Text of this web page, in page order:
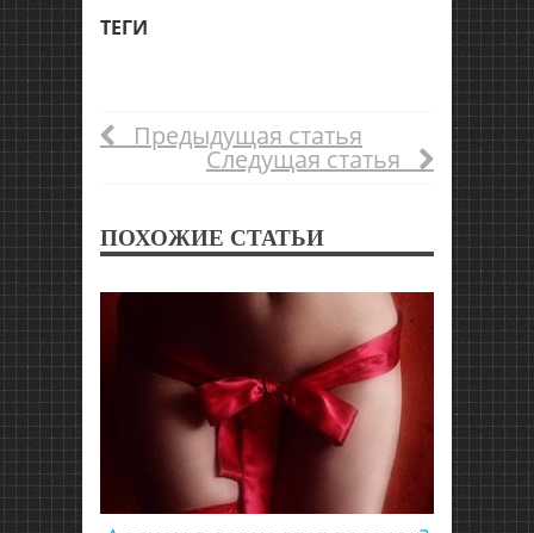
ТЕГИ
Предыдущая статья
Следущая статья
ПОХОЖИЕ СТАТЬИ